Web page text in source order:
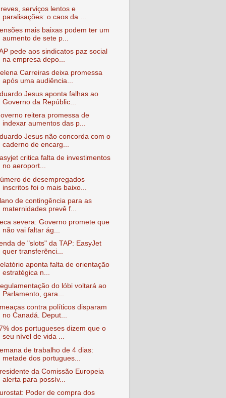
serviços lentos e
paralisações: o caos da ...
mais baixas podem ter um
aumento de sete p...
pede aos sindicatos paz social
na empresa depo...
Carreiras deixa promessa
após uma audiência...
Jesus aponta falhas ao
Governo da Repúblic...
reitera promessa de
indexar aumentos das p...
Jesus não concorda com o
caderno de encarg...
critica falta de investimentos
no aeroport...
de desempregados
inscritos foi o mais baixo...
de contingência para as
maternidades prevê f...
severa: Governo promete que
não vai faltar ág...
de "slots" da TAP: EasyJet
quer transferênci...
aponta falta de orientação
estratégica n...
do lóbi voltará ao
Parlamento, gara...
contra políticos disparam
no Canadá. Deput...
dos portugueses dizem que o
seu nível de vida ...
de trabalho de 4 dias:
metade dos portugues...
da Comissão Europeia
alerta para possív...
Poder de compra dos